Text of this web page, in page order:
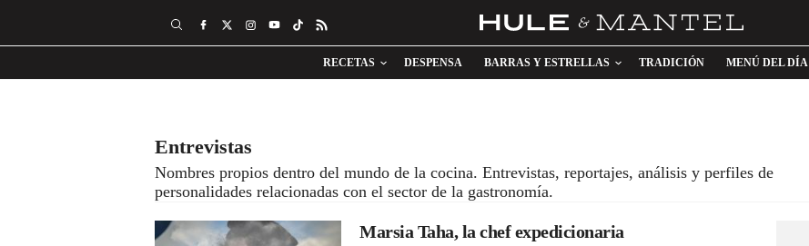
RECETAS DESPENSA BARRAS Y ESTRELLAS TRADICIÓN MENÚ DEL DÍA
Entrevistas
Nombres propios dentro del mundo de la cocina. Entrevistas, reportajes, análisis y perfiles de
personalidades relacionadas con el sector de la gastronomía.
Marsia Taha, la chef expedicionaria